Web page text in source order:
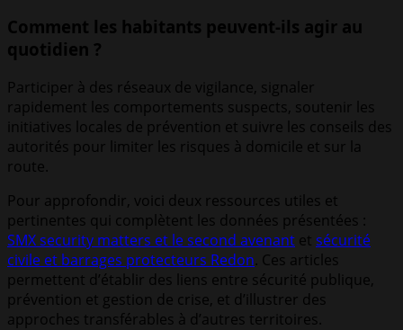
Comment les habitants peuvent-ils agir au
quotidien ?
Participer à des réseaux de vigilance, signaler
rapidement les comportements suspects, soutenir les
initiatives locales de prévention et suivre les conseils des
autorités pour limiter les risques à domicile et sur la
route.
Pour approfondir, voici deux ressources utiles et
pertinentes qui complètent les données présentées :
SMX security matters et le second avenant et sécurité
civile et barrages protecteurs Redon. Ces articles
permettent d’établir des liens entre sécurité publique,
prévention et gestion de crise, et d’illustrer des
approches transférables à d’autres territoires.